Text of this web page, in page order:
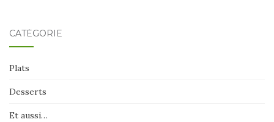
CATÉGORIE
Plats
Desserts
Et aussi…